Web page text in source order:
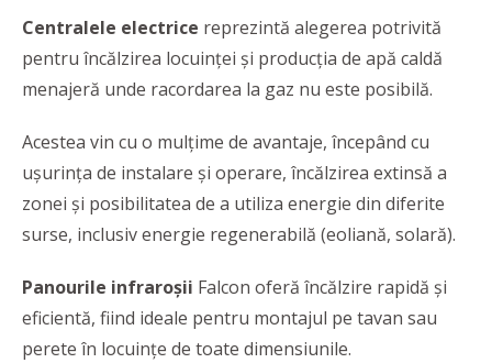
Centralele electrice reprezintă alegerea potrivită
pentru încălzirea locuinței și producția de apă caldă
menajeră unde racordarea la gaz nu este posibilă.
Acestea vin cu o mulțime de avantaje, începând cu
ușurința de instalare și operare, încălzirea extinsă a
zonei și posibilitatea de a utiliza energie din diferite
surse, inclusiv energie regenerabilă (eoliană, solară).
Panourile infraroșii Falcon oferă încălzire rapidă și
eficientă, fiind ideale pentru montajul pe tavan sau
perete în locuințe de toate dimensiunile.